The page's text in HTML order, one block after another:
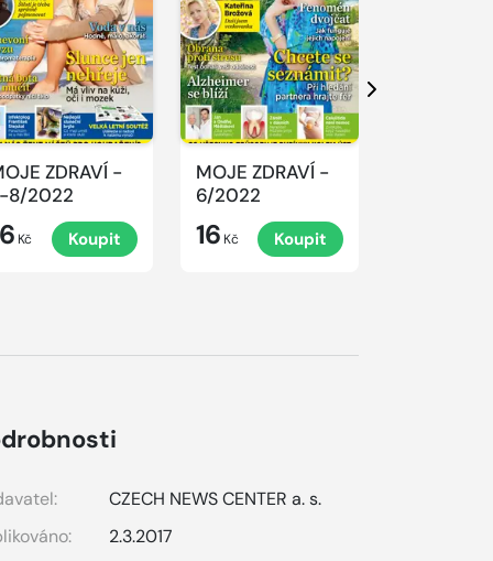
ZDRAVÍ -
8/2022
Kč Koupit
MOJE ZDRAVÍ -
6/2022
16 Kč Koupit
Další
CZECH NEWS CENTER a. s.
2.3.2017